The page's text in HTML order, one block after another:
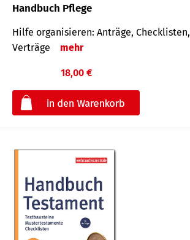
Handbuch Pflege
Hilfe organisieren: Anträge, Checklisten,
Verträge
mehr
18,00 €